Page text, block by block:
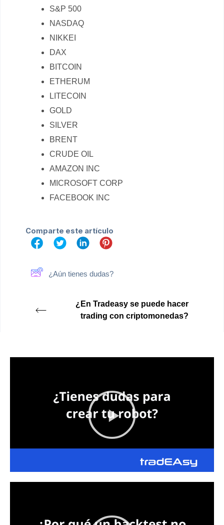
S&P 500
NASDAQ
NIKKEI
DAX
BITCOIN
ETHERUM
LITECOIN
GOLD
SILVER
BRENT
CRUDE OIL
AMAZON INC
MICROSOFT CORP
FACEBOOK INC
Comparte este artículo
¿Aún tienes dudas?
¿En Tradeasy se puede hacer
trading con criptomonedas?